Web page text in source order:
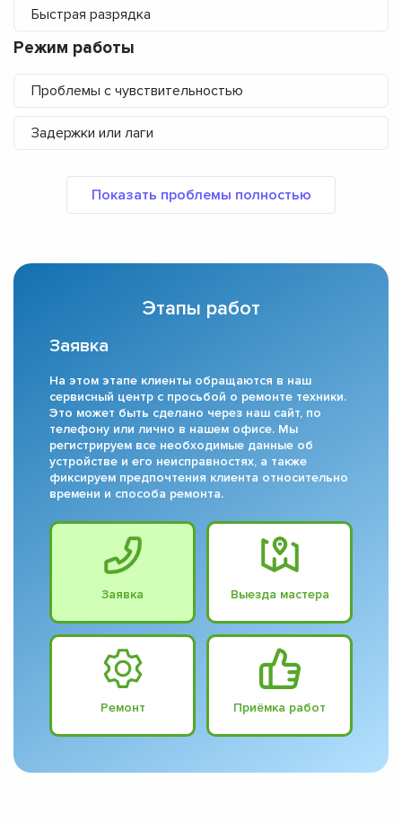
Быстрая разрядка
Режим работы
Проблемы с чувствительностью
Задержки или лаги
Этапы работ
Заявка
На этом этапе клиенты обращаются в наш
сервисный центр с просьбой о ремонте техники.
Это может быть сделано через наш сайт, по
телефону или лично в нашем офисе. Мы
регистрируем все необходимые данные об
устройстве и его неисправностях, а также
фиксируем предпочтения клиента относительно
времени и способа ремонта.
Заявка Выезда мастера
Ремонт Приёмка работ